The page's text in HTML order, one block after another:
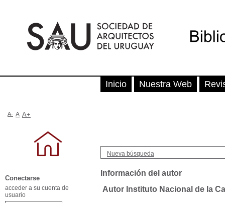
Nueva búsqueda
Información del autor
Autor Instituto Nacional de la
Inicio Nuestra Web
A- A A+
Conectarse
acceder a su cuenta de
usuario